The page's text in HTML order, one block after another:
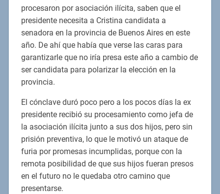
procesaron por asociación ilícita, saben que el
presidente necesita a Cristina candidata a
senadora en la provincia de Buenos Aires en este
año. De ahí que había que verse las caras para
garantizarle que no iría presa este año a cambio de
ser candidata para polarizar la elección en la
provincia.
El cónclave duró poco pero a los pocos días la ex
presidente recibió su procesamiento como jefa de
la asociación ilícita junto a sus dos hijos, pero sin
prisión preventiva, lo que le motivó un ataque de
furia por promesas incumplidas, porque con la
remota posibilidad de que sus hijos fueran presos
en el futuro no le quedaba otro camino que
presentarse.